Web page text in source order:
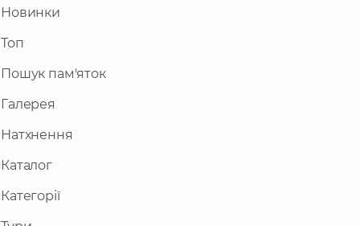
Новинки
Топ
Пошук пам'яток
Галерея
Натхнення
Каталог
Категорії